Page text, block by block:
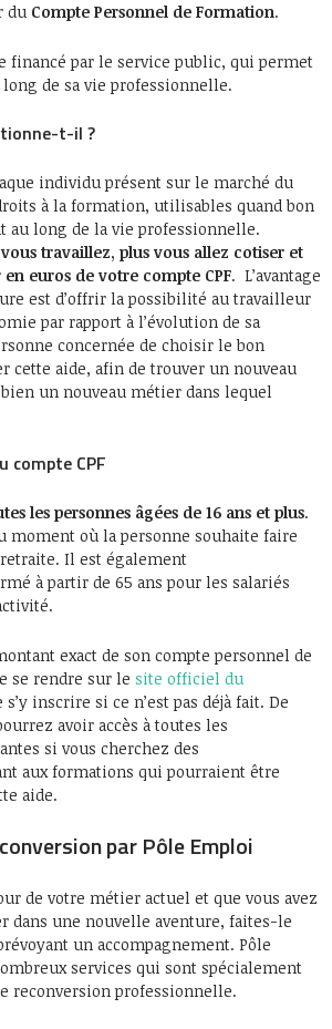
du Compte Personnel de Formation.
financé par le service public, qui permet
de sa vie professionnelle.
t-il ?
individu présent sur le marché du
à la formation, utilisables quand bon
au long de la vie professionnelle.
travaillez, plus vous allez cotiser et
euros de votre compte CPF. L’avantage
est d’offrir la possibilité au travailleur
par rapport à l’évolution de sa
concernée de choisir le bon
cette aide, afin de trouver un nouveau
un nouveau métier dans lequel
compte CPF
les personnes âgées de 16 ans et plus.
moment où la personne souhaite faire
Il est également
à partir de 65 ans pour les salariés
exact de son compte personnel de
se rendre sur le site officiel du
s’y inscrire si ce n’est pas déjà fait. De
avoir accès à toutes les
si vous cherchez des
aux formations qui pourraient être
aide.
par Pôle Emploi
de votre métier actuel et que vous avez
dans une nouvelle aventure, faites-le
un accompagnement. Pôle
services qui sont spécialement
reconversion professionnelle.